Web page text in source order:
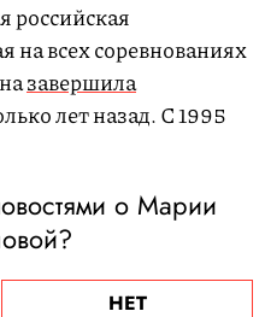
российская
на всех соревнованиях
завершила
лет назад. С 1995
о Марии
НЕТ